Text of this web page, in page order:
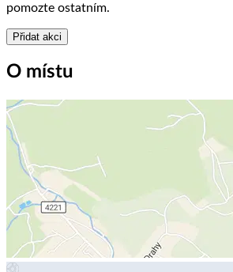
pomozte ostatním.
Přidat akci
O místu